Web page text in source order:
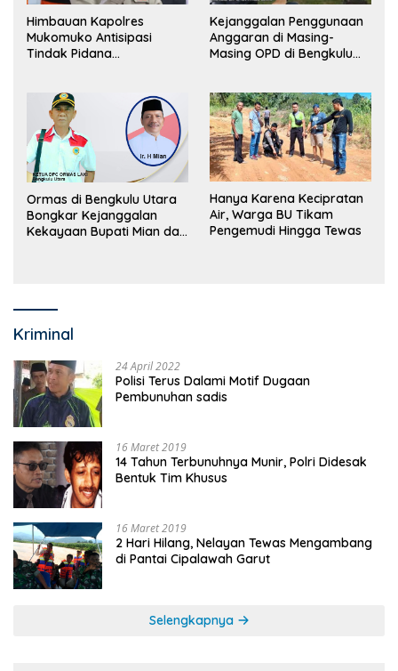
Himbauan Kapolres
Mukomuko Antisipasi
Tindak Pidana
Kejanggalan Penggunaan
Anggaran di Masing-
Masing OPD di Bengkulu
Ormas di Bengkulu Utara
Bongkar Kejanggalan
Kekayaan Bupati Mian dan
Hanya Karena Kecipratan
Air, Warga BU Tikam
Pengemudi Hingga Tewas
Kriminal
24 April 2022
Polisi Terus Dalami Motif Dugaan
Pembunuhan sadis
16 Maret 2019
14 Tahun Terbunuhnya Munir, Polri Didesak
Bentuk Tim Khusus
16 Maret 2019
2 Hari Hilang, Nelayan Tewas Mengambang
di Pantai Cipalawah Garut
Selengkapnya